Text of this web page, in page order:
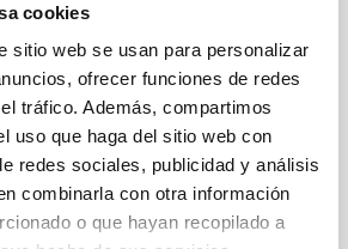
cookies
sitio web se usan para personalizar
ofrecer funciones de redes
tráfico. Además, compartimos
uso que haga del sitio web con
redes sociales, publicidad y análisis
combinarla con otra información
o que hayan recopilado a
y Science and Technology
(STFC) y la Nederlandese
Wetenschappelijk